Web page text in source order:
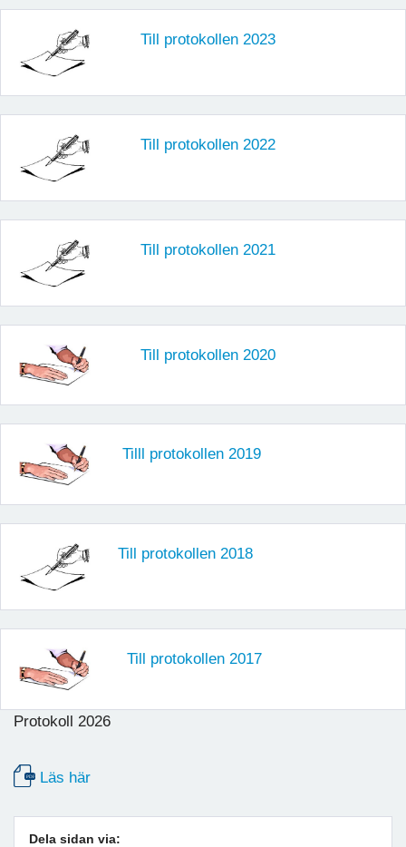
Till protokollen 2023
Till protokollen 2022
Till protokollen 2021
Till protokollen 2020
Tilll protokollen 2019
Till protokollen 2018
Till protokollen 2017
Protokoll 2026
Läs här
Dela sidan via: